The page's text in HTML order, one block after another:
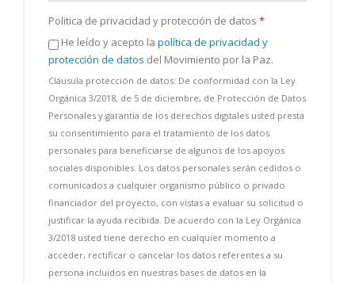
Politica de privacidad y protección de datos *
He leído y acepto la política de privacidad y
protección de datos del Movimiento por la Paz.
Cláusula protección de datos: De conformidad con la Ley
Orgánica 3/2018, de 5 de diciembre, de Protección de Datos
Personales y garantía de los derechos digitales usted presta
su consentimiento para el tratamiento de los datos
personales para beneficiarse de algunos de los apoyos
sociales disponibles. Los datos personales serán cedidos o
comunicados a cualquier organismo público o privado
financiador del proyecto, con vistas a evaluar su solicitud o
justificar la ayuda recibida. De acuerdo con la Ley Orgánica
3/2018 usted tiene derecho en cualquier momento a
acceder, rectificar o cancelar los datos referentes a su
persona incluidos en nuestras bases de datos en la